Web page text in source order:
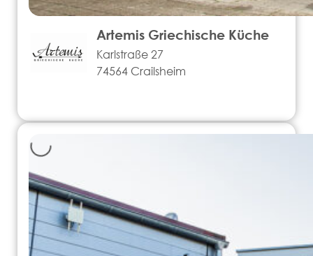
Artemis Griechische Küche
Karlstraße 27
74564 Crailsheim